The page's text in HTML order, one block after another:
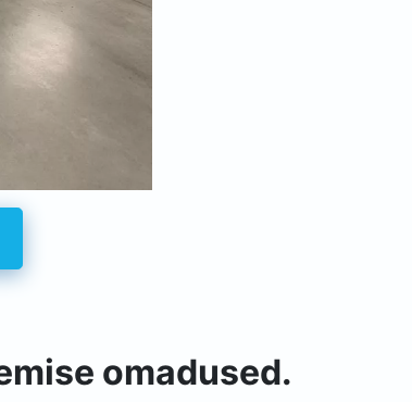
omadused.